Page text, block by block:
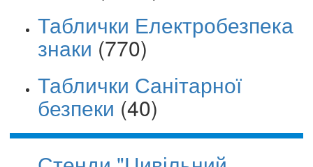
Таблички Електробезпека
знаки (770)
Таблички Санітарної
безпеки (40)